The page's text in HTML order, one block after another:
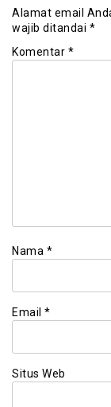
Alamat email
wajib ditandai *
Komentar *
Nama *
Email *
Situs Web